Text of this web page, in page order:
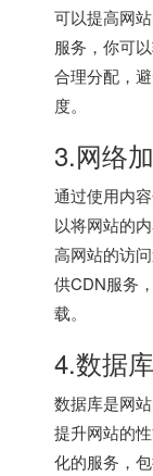
可以提高网
服务，你可
合理分配，
度。
3.网络
通过使用内
以将网站的
高网站的访问
供CDN服务
载。
4.数据
数据库是网
提升网站的
化的服务，